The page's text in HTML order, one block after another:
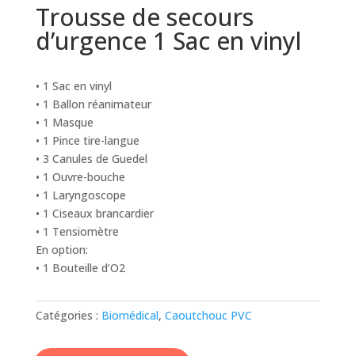
Trousse de secours
d’urgence 1 Sac en vinyl
• 1 Sac en vinyl
• 1 Ballon réanimateur
• 1 Masque
• 1 Pince tire-langue
• 3 Canules de Guedel
• 1 Ouvre-bouche
• 1 Laryngoscope
• 1 Ciseaux brancardier
• 1 Tensiomètre
En option:
• 1 Bouteille d’O2
Catégories : Biomédical, Caoutchouc PVC